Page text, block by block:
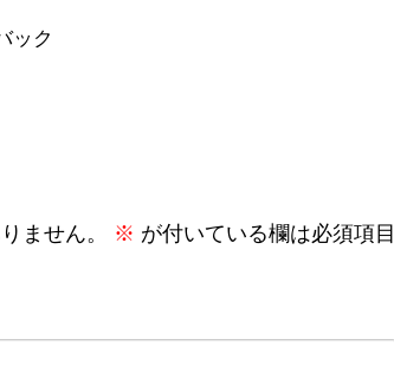
ック
ません。 ※ が付いている欄は必須項目